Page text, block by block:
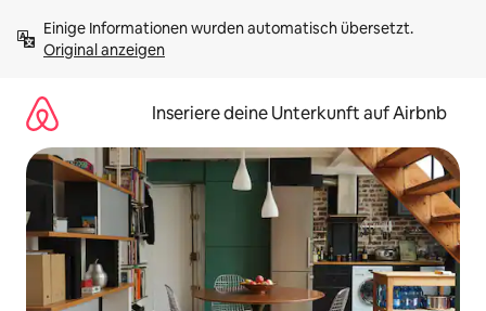
Inhalten
springenOriginal anzeigen
Inseriere deine Unterkunft auf Airbnb